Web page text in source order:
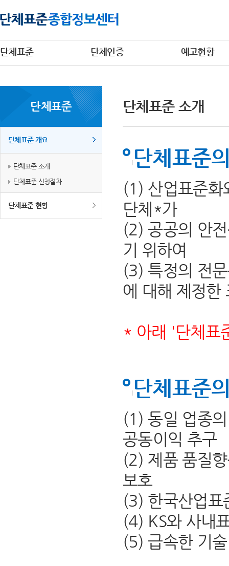
단체표준 단체인증 예고현황
단체표준
단체표준 개요
단체표준 소개
단체표준 신청절차
단체표준 현황
단체표준 소개
단체표준
(1) 산업표준화
단체*가
(2) 공공의 안
기 위하여
(3) 특정의 전문
에 대해 제정한
* 아래 '단체표
단체표준
(1) 동일 업종
공동이익 추구
(2) 제품 품질
보호
(3) 한국산업표
(4) KS와 사내
(5) 급속한 기